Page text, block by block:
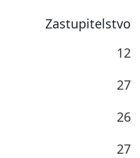
Zastupitelstvo
12
27
26
27